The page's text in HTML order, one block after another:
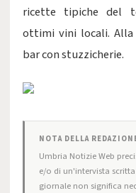
ricette tipiche del
ottimi vini locali. Alla
bar con stuzzicherie.
NOTA DELLA
Umbria Notizie Web
e/o di un'intervista
giornale non significa